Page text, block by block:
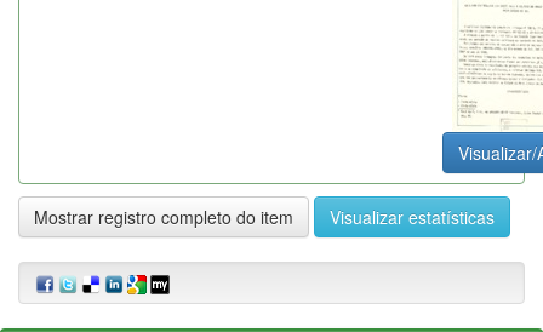
Visualizar/
Mostrar registro completo do item Visualizar estatísticas